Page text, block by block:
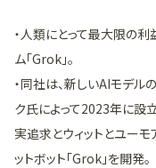
・人類にとって最大限の
ム「Grok」。
・同社は、新しいAIモデ
ク氏によって2023年に設
実追求とウィットとユー
ットボット「Grok」を開発。